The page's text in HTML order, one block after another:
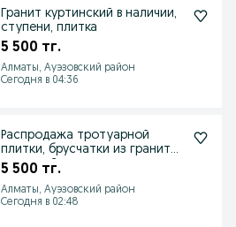
Гранит куртинский в наличии,
ступени, плитка
5 500 тг.
Алматы, Ауэзовский район
Сегодня в 04:36
Распродажа тротуарной
плитки, брусчатки из гранита,
ступеней гранитных
5 500 тг.
Алматы, Ауэзовский район
Сегодня в 02:48